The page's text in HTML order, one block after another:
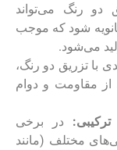
دو رنگ می‌تواند
شود که موجب
می‌شود.
با تزریق دو رنگ،
از مقاومت و دوام
در برخی
مختلف (مانند